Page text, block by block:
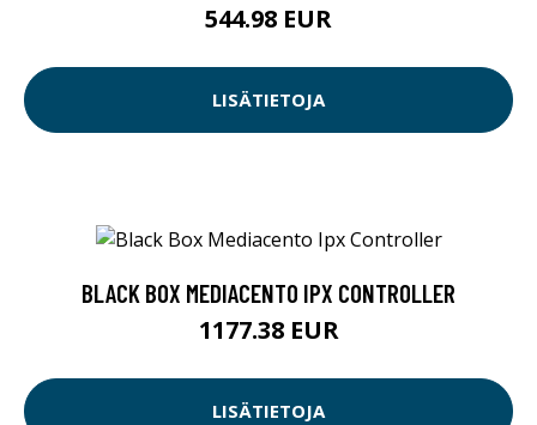
544.98 EUR
LISÄTIETOJA
BLACK BOX MEDIACENTO IPX CONTROLLER
1177.38 EUR
LISÄTIETOJA